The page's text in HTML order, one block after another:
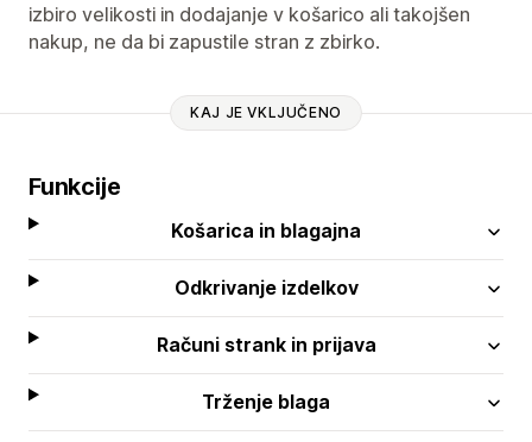
izbiro velikosti in dodajanje v košarico ali takojšen
nakup, ne da bi zapustile stran z zbirko.
KAJ JE VKLJUČENO
Funkcije
Košarica in blagajna
Odkrivanje izdelkov
Računi strank in prijava
Trženje blaga